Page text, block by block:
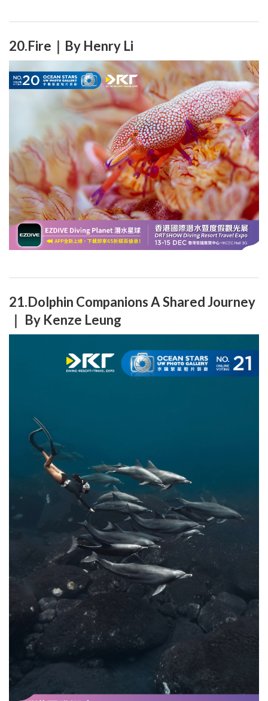
20.Fire｜By Henry Li
21.Dolphin Companions A Shared Journey
｜ By Kenze Leung